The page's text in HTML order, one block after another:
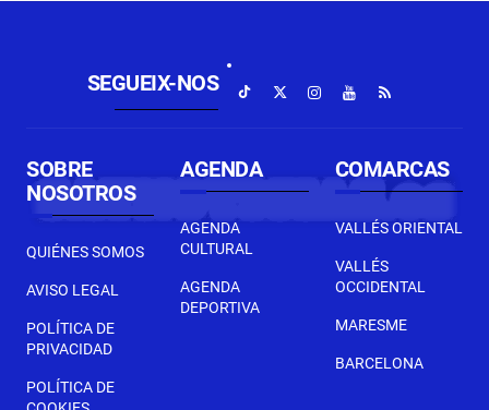
SEGUEIX-NOS
SOBRE
NOSOTROS
QUIÉNES SOMOS
AVISO LEGAL
POLÍTICA DE
PRIVACIDAD
POLÍTICA DE
AGENDA
AGENDA
CULTURAL
AGENDA
DEPORTIVA
COMARCAS
VALLÉS ORIENTAL
VALLÉS
OCCIDENTAL
MARESME
BARCELONA